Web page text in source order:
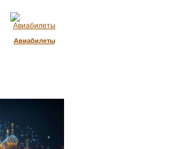
Авиабилеты